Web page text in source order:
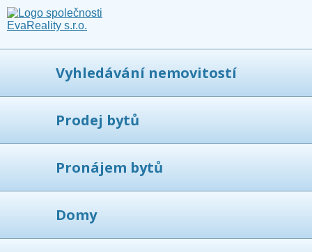
Vyhledávání nemovitostí
Prodej bytů
Pronájem bytů
Domy